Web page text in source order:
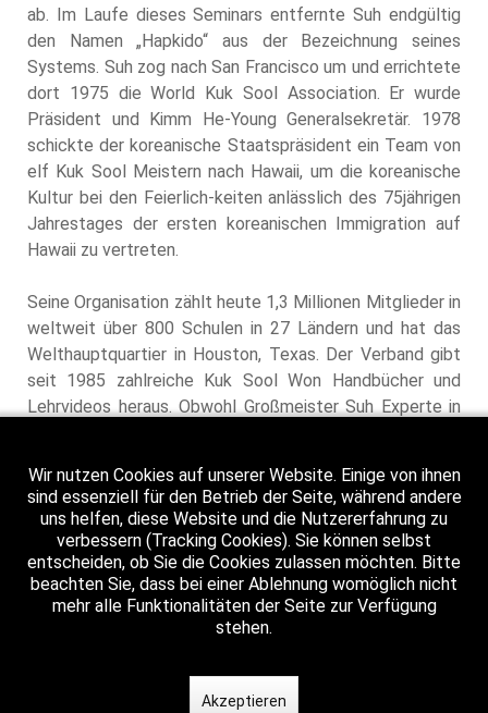
ab. Im Laufe dieses Seminars entfernte Suh endgültig
den Namen „Hapkido“ aus der Bezeichnung seines
Systems. Suh zog nach San Francisco um und errichtete
dort 1975 die World Kuk Sool Association. Er wurde
Präsident und Kimm He-Young Generalsekretär. 1978
schickte der koreanische Staatspräsident ein Team von
elf Kuk Sool Meistern nach Hawaii, um die koreanische
Kultur bei den Feierlich-keiten anlässlich des 75jährigen
Jahrestages der ersten koreanischen Immigration auf
Hawaii zu vertreten.
Seine Organisation zählt heute 1,3 Millionen Mitglieder in
weltweit über 800 Schulen in 27 Ländern und hat das
Welthauptquartier in Houston, Texas. Der Verband gibt
seit 1985 zahlreiche Kuk Sool Won Handbücher und
Lehrvideos heraus. Obwohl Großmeister Suh Experte in
Nervendruckpunkte anerkannt. Im Jahre 1983 wurde Kuk
Sa Nim Suh In-Hyuk als Großmeister aller koreanischen
Kampfkünste gewählt und erhielt als einziger den 10.
Dan aller koreanischen Mudokünste.
Detlef Klos
Wir nutzen Cookies auf unserer Website. Einige von ihnen
sind essenziell für den Betrieb der Seite, während andere
uns helfen, diese Website und die Nutzererfahrung zu
verbessern (Tracking Cookies). Sie können selbst
entscheiden, ob Sie die Cookies zulassen möchten. Bitte
beachten Sie, dass bei einer Ablehnung womöglich nicht
mehr alle Funktionalitäten der Seite zur Verfügung
stehen.
Akzeptieren